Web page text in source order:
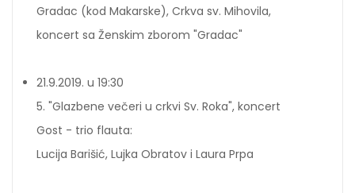
Gradac (kod Makarske), Crkva sv. Mihovila,
koncert sa Ženskim zborom "Gradac"
21.9.2019. u 19:30
5. "Glazbene večeri u crkvi Sv. Roka", koncert
Gost - trio flauta:
Lucija Barišić, Lujka Obratov i Laura Prpa